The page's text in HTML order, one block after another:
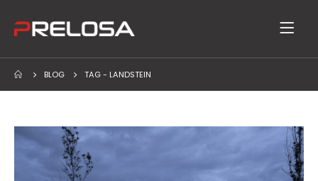
BLOG TAG - LANDSTEIN